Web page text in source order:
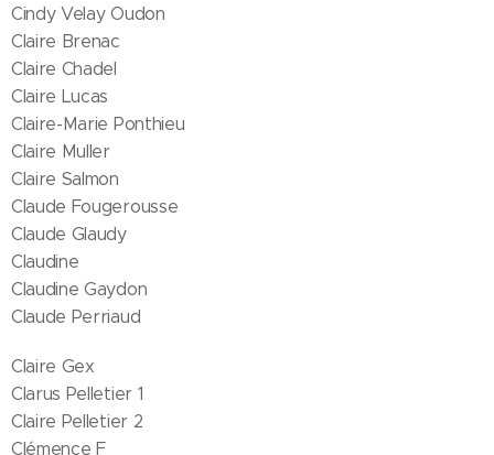
Cindy Velay Oudon
Claire Brenac
Claire Chadel
Claire Lucas
Claire-Marie Ponthieu
Claire Muller
Claire Salmon
Claude Fougerousse
Claude Glaudy
Claudine
Claudine Gaydon
Claude Perriaud
Claire Gex
Clarus Pelletier 1
Claire Pelletier 2
Clémence F